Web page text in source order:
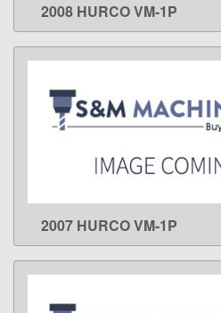
LEARN
2008 HURCO VM-1P
LEARN
2007 HURCO VM-1P